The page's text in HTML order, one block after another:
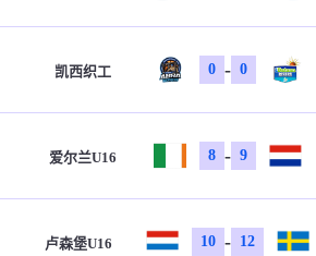
凯西织工 0 - 0
爱尔兰U16 8 - 9
卢森堡U16 10 - 12